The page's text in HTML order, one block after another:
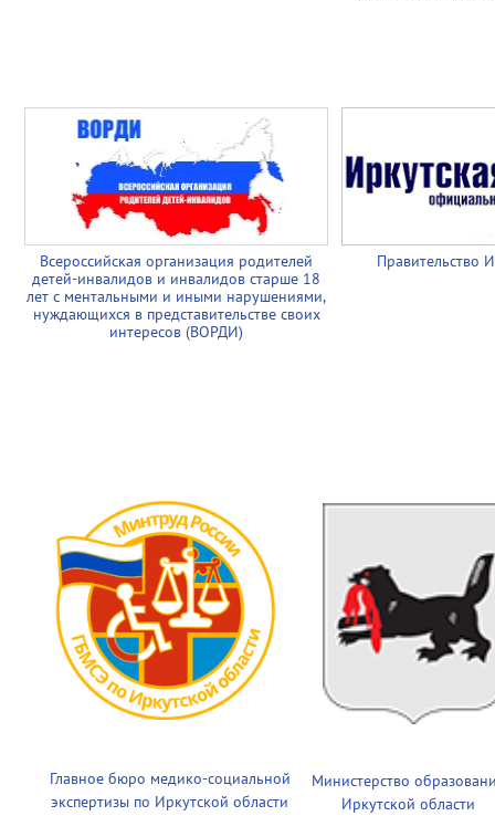
Всероссийская организация родителей
детей-инвалидов и инвалидов старше 18
лет с ментальными и иными нарушениями,
нуждающихся в представительстве своих
интересов (ВОРДИ)
Правительство
Главное бюро медико-социальной
экспертизы по Иркутской области
Министерство
Иркутской области